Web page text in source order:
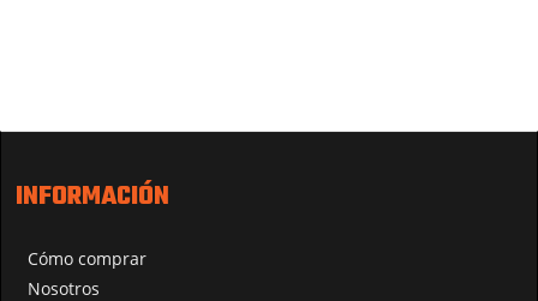
INFORMACIÓN
Cómo comprar
Nosotros